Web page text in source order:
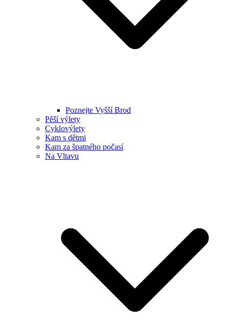
Poznejte Vyšší Brod
Pěší výlety
Cyklovýlety
Kam s dětmi
Kam za špatného počasí
Na Vltavu